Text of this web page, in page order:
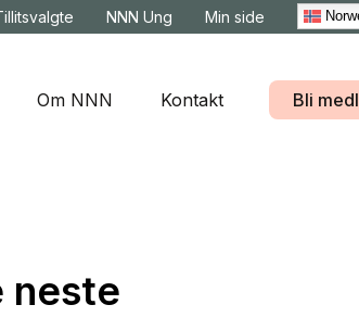
NNN Ung Min side
Om NNN Kontakt Bli
neste